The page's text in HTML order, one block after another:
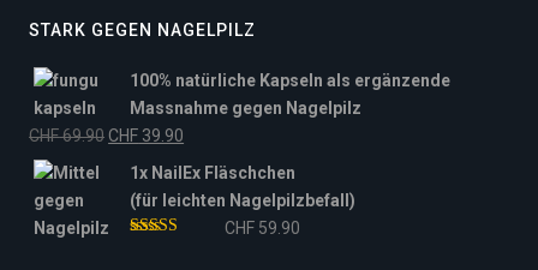
STARK GEGEN NAGELPILZ
100% natürliche Kapseln als ergänzende
Massnahme gegen Nagelpilz
CHF69.90 Ursprünglicher
Preis
war:
CHF 69.90
CHF 39.90
Preis
ist:
CHF 39.90.
1x NailEx Fläschchen
(für leichten Nagelpilzbefall)
CHF59.90